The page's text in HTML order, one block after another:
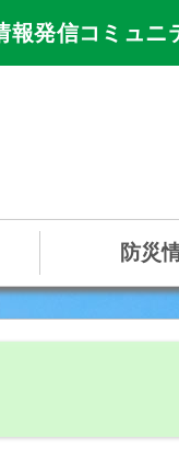
発信コミュニ
防災